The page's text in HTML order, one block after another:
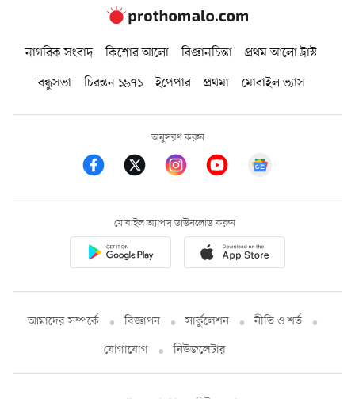
নাগরিক সংবাদ কিশোর আলো বিজ্ঞানচিন্তা
প্রথম আলো ট্রাস্ট
বন্ধুসভা
চিরন্তন ১৯৭১ ইপেপার প্রথমা মোবাইল ভ্যাস
অনুসরণ করুন
মোবাইল অ্যাপস ডাউনলোড করুন
আমাদের সম্পর্কে বিজ্ঞাপন সার্কুলেশন
নীতি ও শর্ত
যোগাযোগ
নিউজলেটার